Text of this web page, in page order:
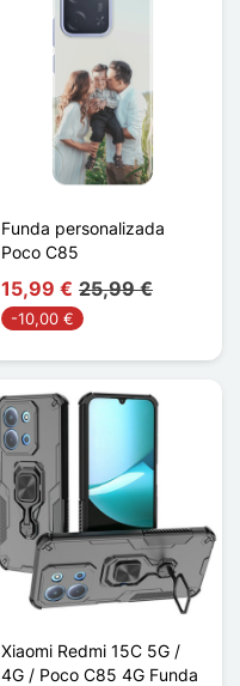
Funda personalizada
Poco C85
15,99 € 25,99 €
-10,00 €
Xiaomi Redmi 15C 5G /
4G / Poco C85 4G Funda